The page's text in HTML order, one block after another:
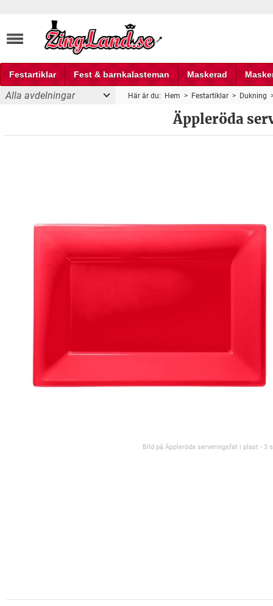
Festartiklar Fest & barnkalasteman Maskerad
Fest och partyprylar
Alla avdelningar Här är du: Hem > Festartiklar > Dukning
Äppleröda
Bild på Äppleröda serveringsfat i plast - 3